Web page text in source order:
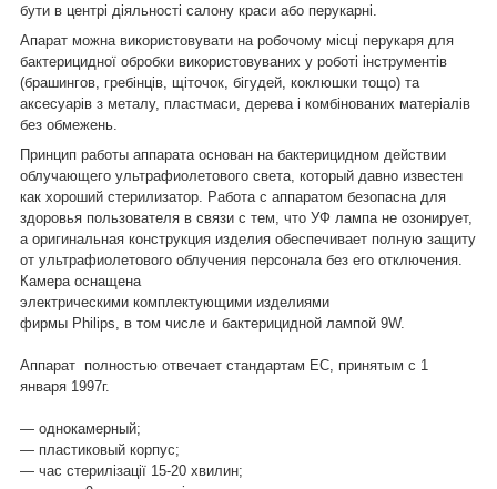
бути в центрі діяльності салону краси або перукарні.
Апарат можна використовувати на робочому місці перукаря для
бактерицидної обробки використовуваних у роботі інструментів
(брашингов, гребінців, щіточок, бігудей, коклюшки тощо) та
аксесуарів з металу, пластмаси, дерева і комбінованих матеріалів
без обмежень.
Принцип работы аппарата основан на бактерицидном действии
облучающего ультрафиолетового света, который давно известен
как хороший стерилизатор. Работа с аппаратом безопасна для
здоровья пользователя в связи с тем, что УФ лампа не озонирует,
а оригинальная конструкция изделия обеспечивает полную защиту
от ультрафиолетового облучения персонала без его отключения.
Камера оснащена
электрическими комплектующими изделиями
фирмы Philips, в том числе и бактерицидной лампой 9W.
Аппарат полностью отвечает стандартам ЕС, принятым с 1
января 1997г.
― однокамерный;
― пластиковый корпус;
― час стерилізації 15-20 хвилин;